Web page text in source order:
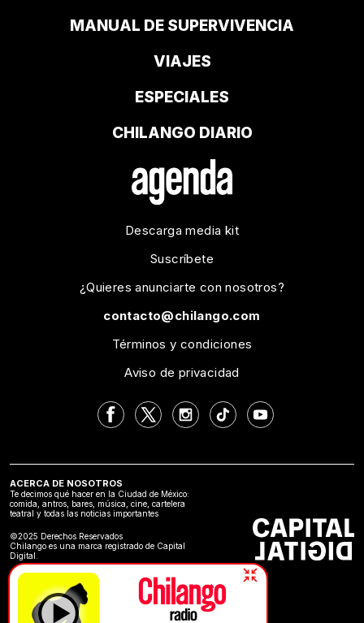
MANUAL DE SUPERVIVENCIA
VIAJES
ESPECIALES
CHILANGO DIARIO
Descarga media kit
Suscríbete
¿Quieres anunciarte con nosotros?
contacto@chilango.com
Términos y condiciones
Aviso de privacidad
ACERCA DE NOSOTROS
Te decimos qué hacer en la Ciudad de México:
comida, antros, bares, música, cine, cartelera
teatral y todas las noticias importantes
©2025 Derechos Reservados
Chilango es una marca registrado de Capital
Digital.